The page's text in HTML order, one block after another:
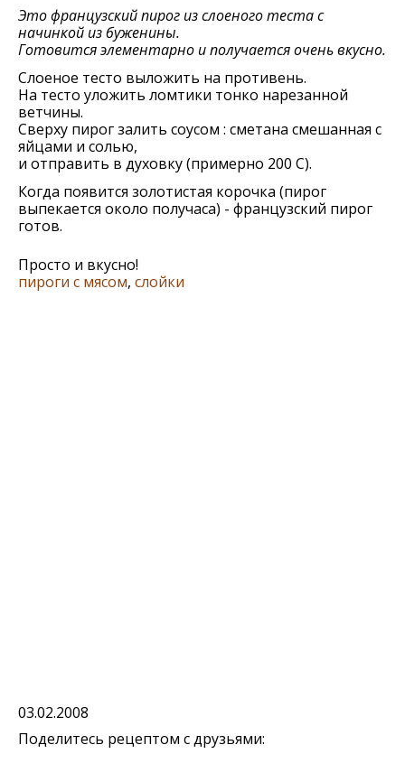
Это французский пирог из слоеного теста с
начинкой из буженины.
Готовится элементарно и получается очень вкусно.
Слоеное тесто выложить на противень.
На тесто уложить ломтики тонко нарезанной
ветчины.
Сверху пирог залить соусом : сметана смешанная с
яйцами и солью,
и отправить в духовку (примерно 200 С).
Когда появится золотистая корочка (пирог
выпекается около получаса) - французский пирог
готов.
Просто и вкусно!
пироги с мясом, слойки
03.02.2008
Поделитесь рецептом с друзьями: